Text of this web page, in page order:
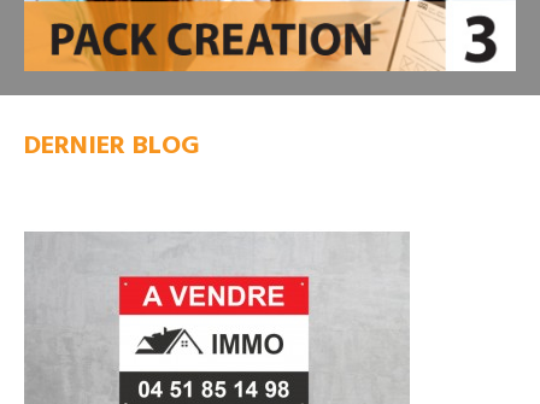
DERNIER BLOG